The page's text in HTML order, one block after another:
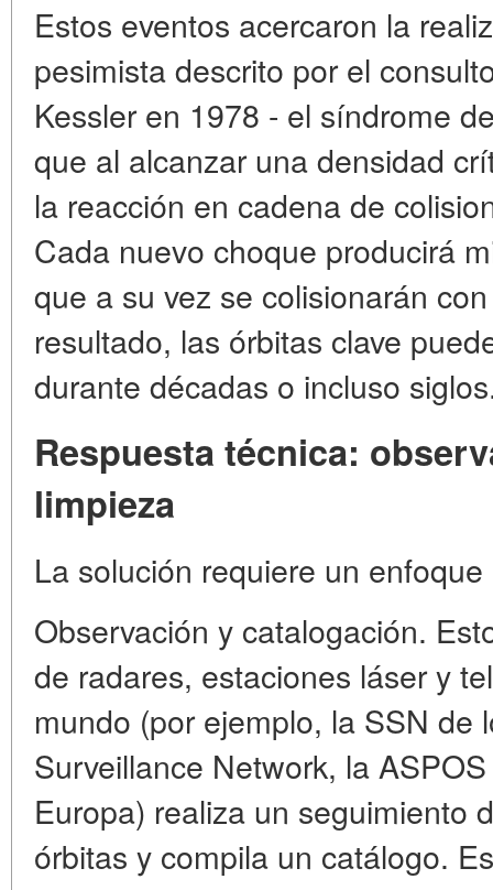
Estos eventos acercaron la
pesimista descrito por el
Kessler en 1978 - el síndrome
que al alcanzar una densidad
la reacción en cadena de
Cada nuevo choque producirá
que a su vez se colisionarán
resultado, las órbitas clave
durante décadas o incluso
Respuesta técnica:
limpieza
La solución requiere un
Observación y catalogación.
de radares, estaciones láser y
mundo (por ejemplo, la SSN de
Surveillance Network, la
Europa) realiza un seguimiento
órbitas y compila un catálogo.